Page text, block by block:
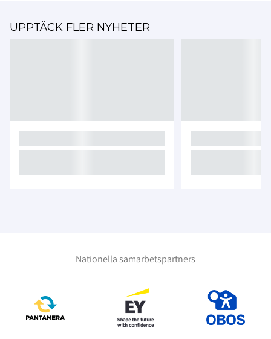
UPPTÄCK FLER NYHETER
Nationella samarbetspartners